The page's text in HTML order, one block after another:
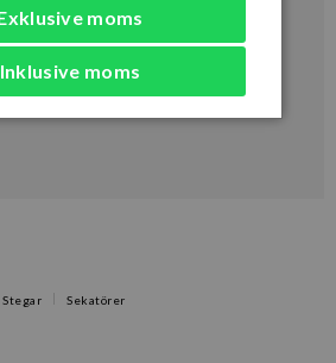
Sekatörer
moms
Inklusive moms